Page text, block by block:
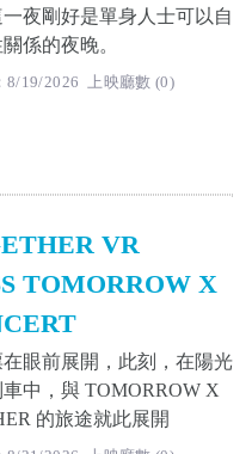
夜剛好是單身人士可以自
係的夜晚。
8/19/2026 上映廳數 (0)
VR
TOMORROW X
眼前展開，此刻，在陽光
中，與 TOMORROW X
的旅途就此展開